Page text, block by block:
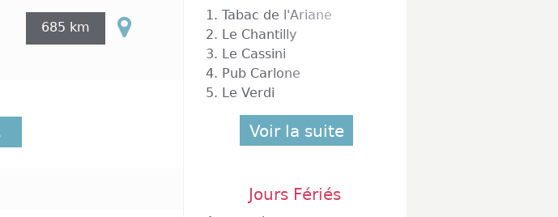
685 km
1. Tabac de l'Ariane
2. Le Chantilly
3. Le Cassini
4. Pub Carlone
5. Le Verdi
Voir la suite
Jours Fériés